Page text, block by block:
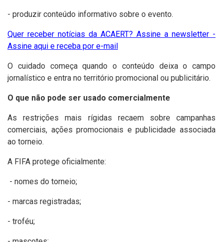
- produzir conteúdo informativo sobre o evento.
Quer receber notícias da ACAERT? Assine a newsletter -
Assine aqui e receba por e-mail
O cuidado começa quando o conteúdo deixa o campo
jornalístico e entra no território promocional ou publicitário.
O que não pode ser usado comercialmente
As restrições mais rígidas recaem sobre campanhas
comerciais, ações promocionais e publicidade associada
ao torneio.
A FIFA protege oficialmente:
- nomes do torneio;
- marcas registradas;
- troféu;